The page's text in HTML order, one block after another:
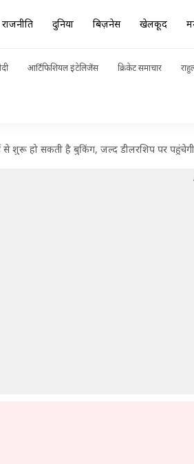
राजनीति दुनिया बिज़नेस खेलकूद
आर्टिफिशियल इंटेलिजेंस क्रिकेट समाचार
से शुरू हो सकती है बुकिंग, जल्द डीलरशिप पर पहुंचेगी